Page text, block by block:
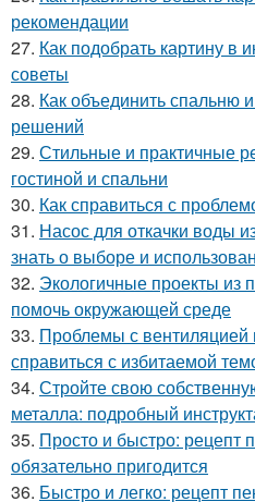
рекомендации
27. Как подобрать картину в
советы
28. Как объединить спальню
решений
29. Стильные и практичные
гостиной и спальни
30. Как справиться с
31. Насос для откачки воды
знать о выборе и
32. Экологичные проекты из
помочь окружающей среде
33. Проблемы с вентиляцией
справиться с избитаемой
34. Стройте свою
металла: подробный
35. Просто и быстро: рецепт
обязательно пригодится
36. Быстро и легко: рецепт